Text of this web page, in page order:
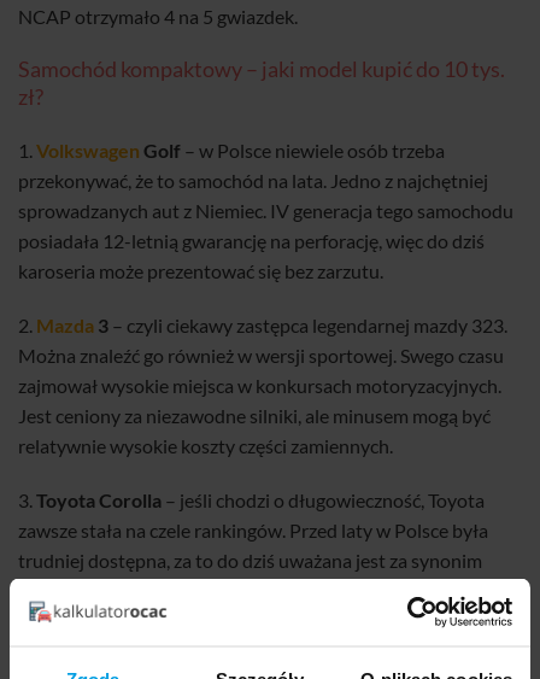
NCAP otrzymało 4 na 5 gwiazdek.
Samochód kompaktowy – jaki model kupić do 10 tys.
zł?
1. Volkswagen Golf – w Polsce niewiele osób trzeba
przekonywać, że to samochód na lata. Jedno z najchętniej
sprowadzanych aut z Niemiec. IV generacja tego samochodu
posiadała 12-letnią gwarancję na perforację, więc do dziś
karoseria może prezentować się bez zarzutu.
2. Mazda 3 – czyli ciekawy zastępca legendarnej mazdy 323.
Można znaleźć go również w wersji sportowej. Swego czasu
zajmował wysokie miejsca w konkursach motoryzacyjnych.
Jest ceniony za niezawodne silniki, ale minusem mogą być
relatywnie wysokie koszty części zamiennych.
3. Toyota Corolla – jeśli chodzi o długowieczność, Toyota
zawsze stała na czele rankingów. Przed laty w Polsce była
trudniej dostępna, za to do dziś uważana jest za synonim
posiadającą silniki, które są w stanie służyć latami i przez